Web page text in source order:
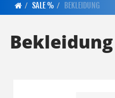
SALE % BEKLEIDUNG
Bekleidung